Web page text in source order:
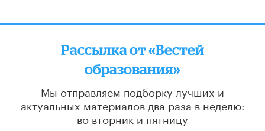
Рассылка от «Вестей
образования»
Мы отправляем подборку лучших и
актуальных материалов два раза в неделю:
во вторник и пятницу